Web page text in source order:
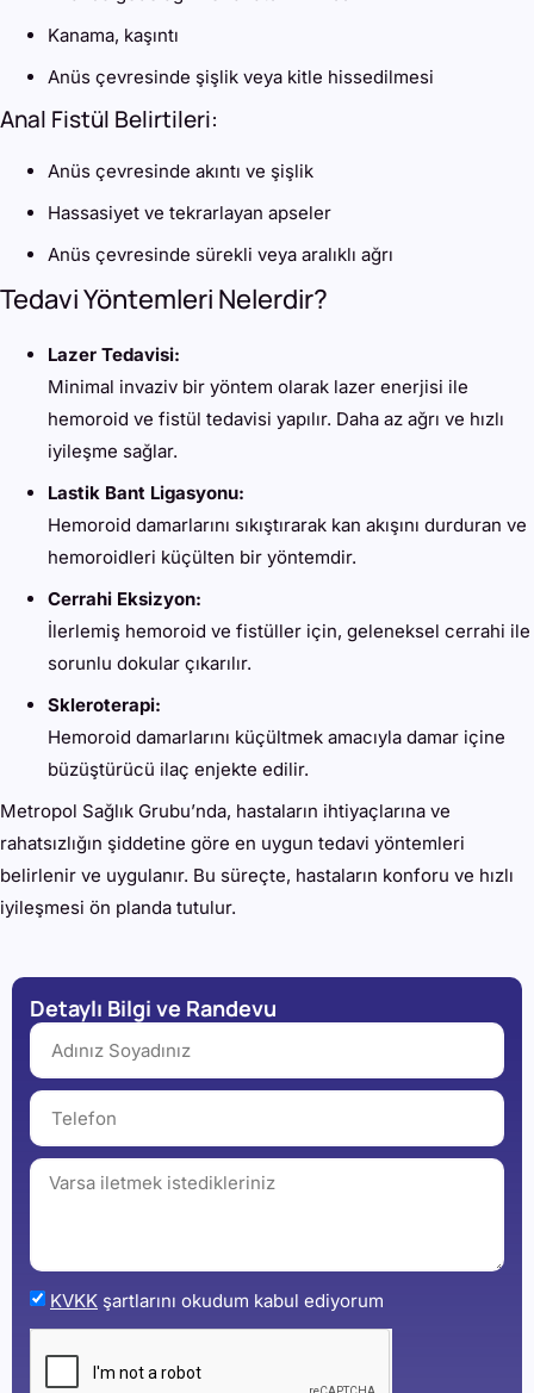
Kanama, kaşıntı
Anüs çevresinde şişlik veya kitle hissedilmesi
Anal Fistül Belirtileri:
Anüs çevresinde akıntı ve şişlik
Hassasiyet ve tekrarlayan apseler
Anüs çevresinde sürekli veya aralıklı ağrı
Tedavi Yöntemleri Nelerdir?
Lazer Tedavisi:
Minimal invaziv bir yöntem olarak lazer enerjisi ile
hemoroid ve fistül tedavisi yapılır. Daha az ağrı ve hızlı
iyileşme sağlar.
Lastik Bant Ligasyonu:
Hemoroid damarlarını sıkıştırarak kan akışını durduran ve
hemoroidleri küçülten bir yöntemdir.
Cerrahi Eksizyon:
İlerlemiş hemoroid ve fistüller için, geleneksel cerrahi ile
sorunlu dokular çıkarılır.
Skleroterapi:
Hemoroid damarlarını küçültmek amacıyla damar içine
büzüştürücü ilaç enjekte edilir.
Metropol Sağlık Grubu’nda, hastaların ihtiyaçlarına ve
rahatsızlığın şiddetine göre en uygun tedavi yöntemleri
belirlenir ve uygulanır. Bu süreçte, hastaların konforu ve hızlı
iyileşmesi ön planda tutulur.
Detaylı Bilgi ve Randevu
KVKK şartlarını okudum kabul ediyorum